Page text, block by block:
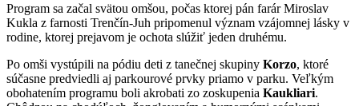
Program sa začal svätou omšou, počas ktorej pán farár Miroslav
Kukla z farnosti Trenčín-Juh pripomenul význam vzájomnej lásky v
rodine, ktorej prejavom je ochota slúžiť jeden druhému.
Po omši vystúpili na pódiu deti z tanečnej skupiny Korzo, ktoré
súčasne predviedli aj parkourové prvky priamo v parku. Veľkým
obohatením programu boli akrobati zo zoskupenia Kaukliari.